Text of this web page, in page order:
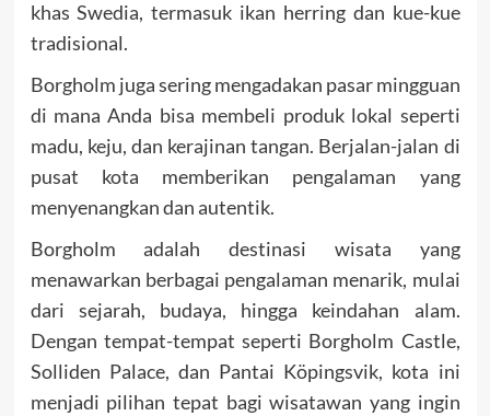
khas Swedia, termasuk ikan herring dan kue-kue
tradisional.
Borgholm juga sering mengadakan pasar mingguan
di mana Anda bisa membeli produk lokal seperti
madu, keju, dan kerajinan tangan. Berjalan-jalan di
pusat kota memberikan pengalaman yang
menyenangkan dan autentik.
Borgholm adalah destinasi wisata yang
menawarkan berbagai pengalaman menarik, mulai
dari sejarah, budaya, hingga keindahan alam.
Dengan tempat-tempat seperti Borgholm Castle,
Solliden Palace, dan Pantai Köpingsvik, kota ini
menjadi pilihan tepat bagi wisatawan yang ingin